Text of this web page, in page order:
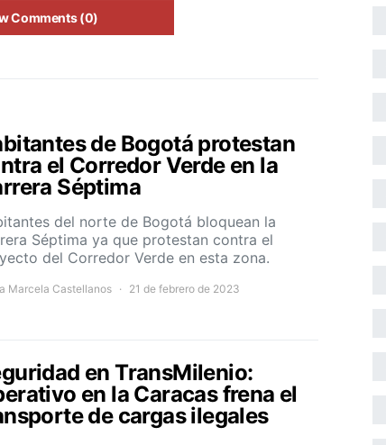
Comments (0)
de Bogotá protestan
el Corredor Verde en la
Séptima
del norte de Bogotá bloquean la
Séptima ya que protestan contra el
del Corredor Verde en esta zona.
Marcela Castellanos 21 de febrero de 2023
en TransMilenio:
en la Caracas frena el
de cargas ilegales